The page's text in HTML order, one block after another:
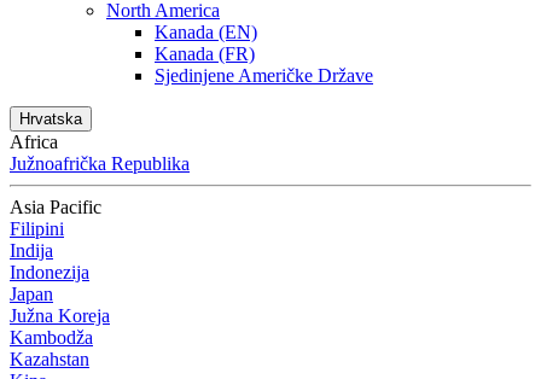
North America
Kanada (EN)
Kanada (FR)
Sjedinjene Američke Države
Hrvatska
Africa
Južnoafrička Republika
Asia Pacific
Filipini
Indija
Indonezija
Japan
Južna Koreja
Kambodža
Kazahstan